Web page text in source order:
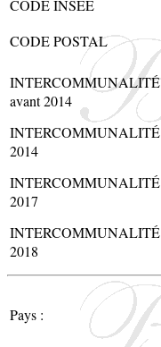
CODE INSEE
CODE POSTAL
INTERCOMMUNALITÉ
avant 2014
INTERCOMMUNALITÉ
2014
INTERCOMMUNALITÉ
2017
INTERCOMMUNALITÉ
2018
Pays :